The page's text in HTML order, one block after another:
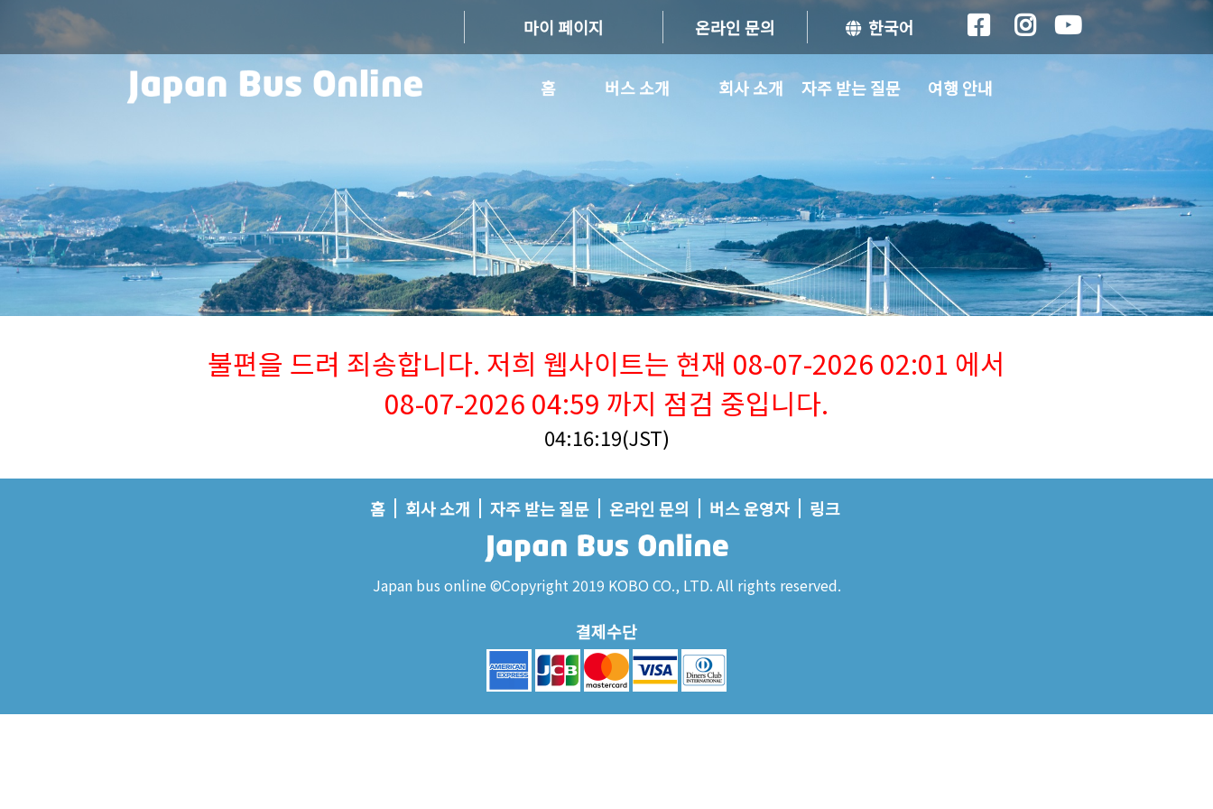
마이 페이지 온라인 문의 한국어
홈 버스 소개 회사 소개 자주 받는 질문 여행 안내
불편을 드려 죄송합니다. 저희 웹사이트는 현재 08-07-2026 02:01 에서
08-07-2026 04:59 까지 점검 중입니다.
04:16:19(JST)
홈 회사 소개 자주 받는 질문 온라인 문의 버스 운영자 링크
Japan bus online ©Copyright 2019 KOBO CO., LTD. All rights reserved.
결제수단